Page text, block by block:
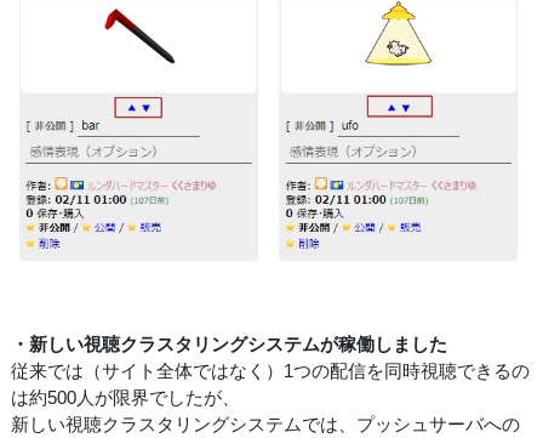
・新しい視聴クラスタリングシステムが稼働しました
従来では（サイト全体ではなく）1つの配信を同時視聴できるの
は約500人が限界でしたが、
新しい視聴クラスタリングシステムでは、プッシュサーバへの